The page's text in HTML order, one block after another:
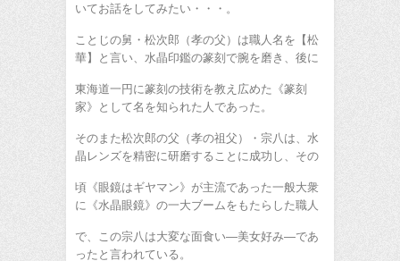
いてお話をしてみたい・・・。
ことじの舅・松次郎（孝の父）は職人名を【松
華】と言い、水晶印鑑の篆刻で腕を磨き、後に
東海道一円に篆刻の技術を教え広めた《篆刻
家》として名を知られた人であった。
そのまた松次郎の父（孝の祖父）・宗八は、水
晶レンズを精密に研磨することに成功し、その
頃《眼鏡はギヤマン》が主流であった一般大衆
に《水晶眼鏡》の一大ブームをもたらした職人
で、この宗八は大変な面食い―美女好み―であ
ったと言われている。